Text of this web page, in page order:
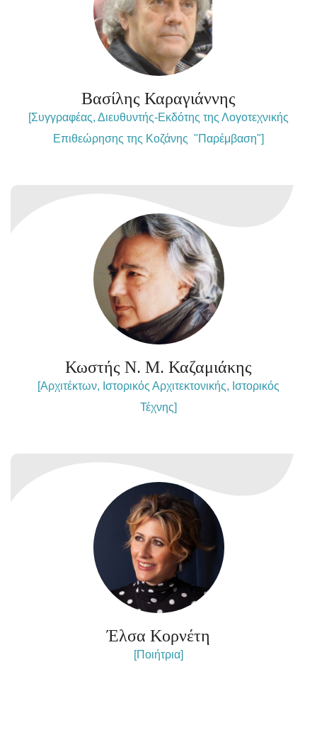
Βασίλης Καραγιάννης
[Συγγραφέας, Διευθυντής-Εκδότης της Λογοτεχνικής
Επιθεώρησης της Κοζάνης "Παρέμβαση"]
Κωστής Ν. Μ. Καζαμιάκης
[Αρχιτέκτων, Ιστορικός Αρχιτεκτονικής, Ιστορικός
Τέχνης]
Έλσα Κορνέτη
[Ποιήτρια]